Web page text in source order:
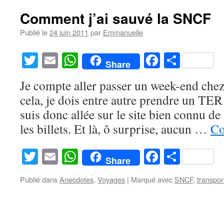
Comment j’ai sauvé la SNCF
Publié le24 juin 2011 par Emmanuelle
Twitter
EmailWhatsApp
Share Facebook
Je compte aller passer un week-end
cela, je dois entre autre prendre un
suis donc allée sur le site bien connu
les billets. Et là, ô surprise, aucun …
Twitter
EmailWhatsApp
Share Facebook
Publié dansAnecdotes, Voyages | Marqué avec SNCF,